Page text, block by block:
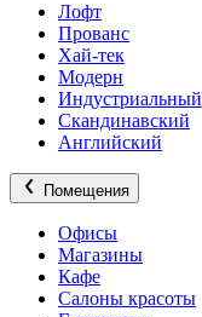
Лофт
Прованс
Хай-тек
Модерн
Индустриальный
Скандинавский
Английский
Помещения
Офисы
Магазины
Кафе
Салоны красоты